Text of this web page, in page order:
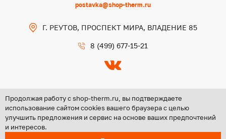
postavka@shop-therm.ru
Г. РЕУТОВ, ПРОСПЕКТ МИРА, ВЛАДЕНИЕ 85
8 (499) 677-15-21
Copyright @ 2026 ООО «ЦЕНТР ГРУПП НН»
Политика конфиденциальности
Продолжая работу с shop-therm.ru, вы подтверждаете
использование сайтом cookies вашего браузера с целью
улучшить предложения и сервис на основе ваших предпочтений
и интересов.